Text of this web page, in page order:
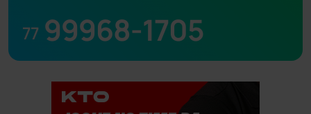
77 99968-1705